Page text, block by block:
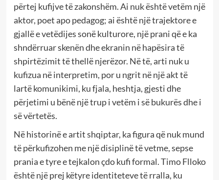
përtej kufijve të zakonshëm. Ai nuk është vetëm një
aktor, poet apo pedagog; ai është një trajektore e
gjallë e vetëdijes sonë kulturore, një prani që e ka
shndërruar skenën dhe ekranin në hapësira të
shpirtëzimit të thellë njerëzor. Në të, arti nuk u
kufizua në interpretim, por u ngrit në një akt të
lartë komunikimi, ku fjala, heshtja, gjesti dhe
përjetimi u bënë një trup i vetëm i së bukurës dhe i
së vërtetës.
Në historinë e artit shqiptar, ka figura që nuk mund
të përkufizohen me një disiplinë të vetme, sepse
prania e tyre e tejkalon çdo kufi formal. Timo Flloko
është një prej këtyre identiteteve të rralla, ku